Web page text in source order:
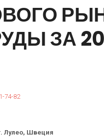
Интервью
ЗА
74-82
Лулео, Швеция